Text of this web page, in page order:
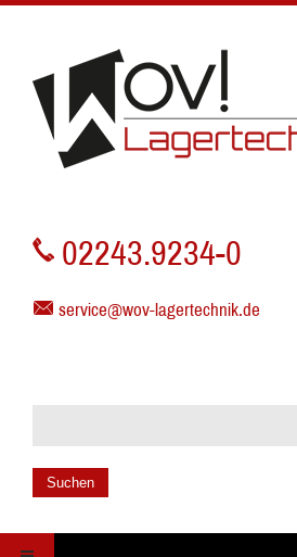
02243.9234-0
service@wov-lagertechnik.de
Suchen